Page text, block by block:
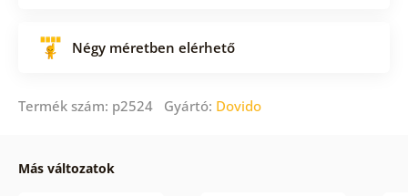
Négy méretben elérhető
Termék szám: p2524 Gyártó: Dovido
Más változatok